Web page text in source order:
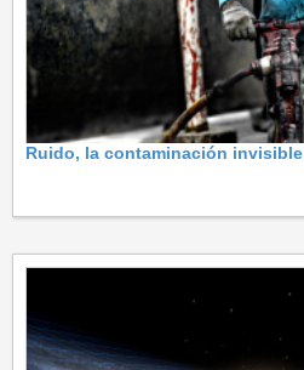
Ruido, la contaminación invisible